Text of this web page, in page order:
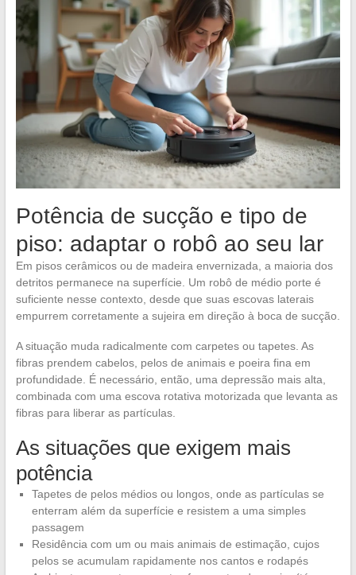
Potência de sucção e tipo de
piso: adaptar o robô ao seu lar
Em pisos cerâmicos ou de madeira envernizada, a maioria dos
detritos permanece na superfície. Um robô de médio porte é
suficiente nesse contexto, desde que suas escovas laterais
empurrem corretamente a sujeira em direção à boca de sucção.
A situação muda radicalmente com carpetes ou tapetes. As
fibras prendem cabelos, pelos de animais e poeira fina em
profundidade. É necessário, então, uma depressão mais alta,
combinada com uma escova rotativa motorizada que levanta as
fibras para liberar as partículas.
As situações que exigem mais
potência
Tapetes de pelos médios ou longos, onde as partículas se
enterram além da superfície e resistem a uma simples
passagem
Residência com um ou mais animais de estimação, cujos
pelos se acumulam rapidamente nos cantos e rodapés